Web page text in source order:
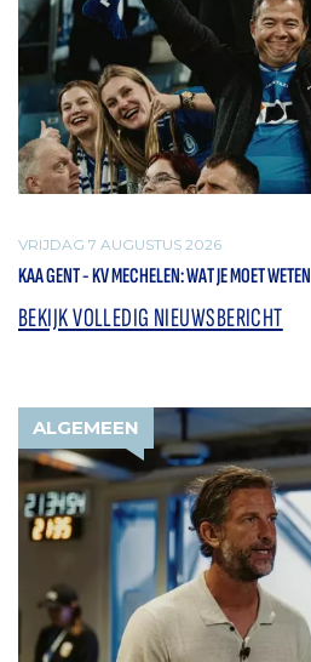
VRIJDAG 7 AUGUSTUS 2026
KAA GENT - KV MECHELEN: WAT JE MOET WETEN
BEKIJK VOLLEDIG NIEUWSBERICHT
ALGEMEEN